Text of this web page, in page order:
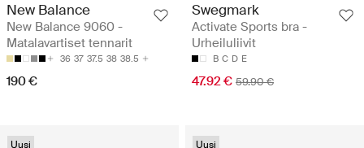
New Balance
New Balance 9060 -
Matalavartiset tennarit
36 37 37.5 38 38.5
190 €
Swegmark
Activate Sports bra -
Urheiluliivit
B C D E
47.92 € 59.90 €
Uusi Uusi